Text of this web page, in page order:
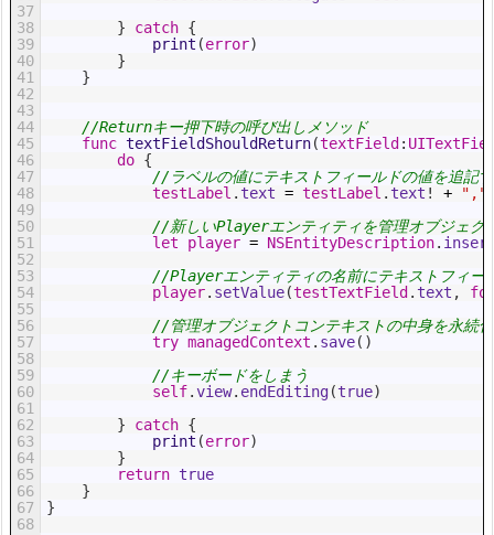
37
38
39
40
41
42
43
44
45
46
47
48
49
50
51
52
53
54
55
56
57
58
59
60
61
62
63
64
65
66
67
68
}
catch {
print (error)
}
}
//Returnキー押下時の呼び出しメソッド
func textFieldShouldReturn(textField :
do {
//ラベルの値にテキストフィールドの値を追記
testLabel . text = testLabel . text ! +
","
//新しいPlayerエンティティを管理オブジェク
let
player = NSEntityDescription.
//Playerエンティティの名前にテキストフィー
player. setValue(testTextField . text ,
//管理オブジェクトコンテキストの中身を永続
try managedContext . save( )
//キーボードをしまう
self.view. endEditing(true)
}
catch {
print (error)
}
return true
}
}